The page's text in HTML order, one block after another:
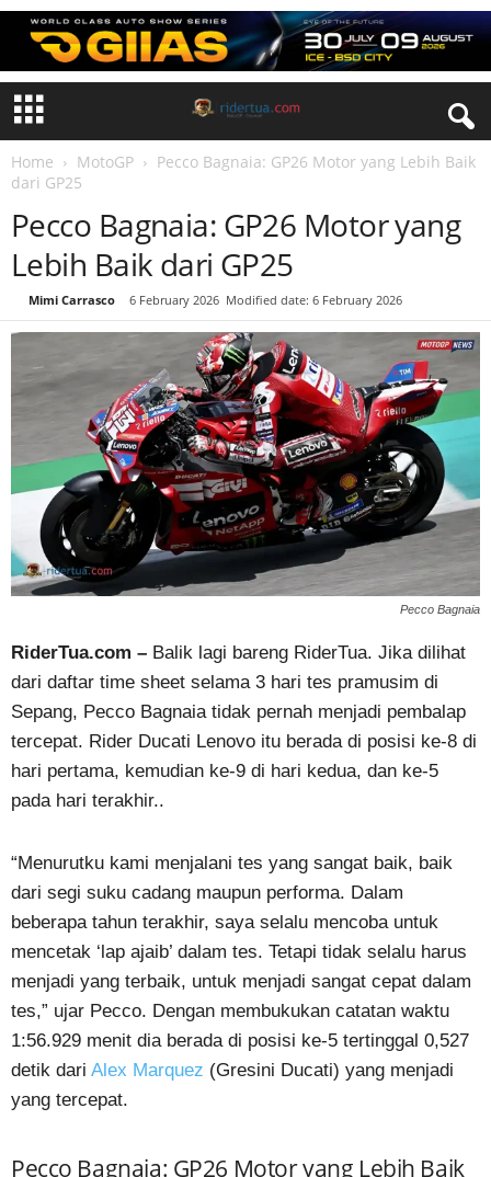
Home MotoGP
Pecco Bagnaia: GP26 Motor yang Lebih Baik
dari GP25
Pecco Bagnaia: GP26 Motor yang
Lebih Baik dari GP25
Mimi Carrasco 6 February 2026 Modified date: 6 February 2026
Pecco Bagnaia
RiderTua.com – Balik lagi bareng RiderTua. Jika dilihat
dari daftar time sheet selama 3 hari tes pramusim di
Sepang, Pecco Bagnaia tidak pernah menjadi pembalap
tercepat. Rider Ducati Lenovo itu berada di posisi ke-8 di
hari pertama, kemudian ke-9 di hari kedua, dan ke-5
pada hari terakhir..
“Menurutku kami menjalani tes yang sangat baik, baik
dari segi suku cadang maupun performa. Dalam
beberapa tahun terakhir, saya selalu mencoba untuk
mencetak ‘lap ajaib’ dalam tes. Tetapi tidak selalu harus
menjadi yang terbaik, untuk menjadi sangat cepat dalam
tes,” ujar Pecco. Dengan membukukan catatan waktu
1:56.929 menit dia berada di posisi ke-5 tertinggal 0,527
detik dari Alex Marquez (Gresini Ducati) yang menjadi
yang tercepat.
Pecco Bagnaia: GP26 Motor yang Lebih Baik